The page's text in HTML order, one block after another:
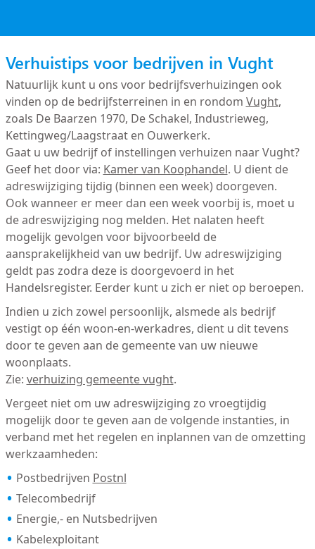
Verhuistips voor bedrijven in Vught
Natuurlijk kunt u ons voor bedrijfsverhuizingen ook
vinden op de bedrijfsterreinen in en rondom Vught,
zoals De Baarzen 1970, De Schakel, Industrieweg,
Kettingweg/Laagstraat en Ouwerkerk.
Gaat u uw bedrijf of instellingen verhuizen naar Vught?
Geef het door via: Kamer van Koophandel. U dient de
adreswijziging tijdig (binnen een week) doorgeven.
Ook wanneer er meer dan een week voorbij is, moet u
de adreswijziging nog melden. Het nalaten heeft
mogelijk gevolgen voor bijvoorbeeld de
aansprakelijkheid van uw bedrijf. Uw adreswijziging
geldt pas zodra deze is doorgevoerd in het
Handelsregister. Eerder kunt u zich er niet op beroepen.
Indien u zich zowel persoonlijk, alsmede als bedrijf
vestigt op één woon-en-werkadres, dient u dit tevens
door te geven aan de gemeente van uw nieuwe
woonplaats.
Zie: verhuizing gemeente vught.
Vergeet niet om uw adreswijziging zo vroegtijdig
mogelijk door te geven aan de volgende instanties, in
verband met het regelen en inplannen van de omzetting
werkzaamheden:
Postbedrijven Postnl
Telecombedrijf
Energie,- en Nutsbedrijven
Kabelexploitant